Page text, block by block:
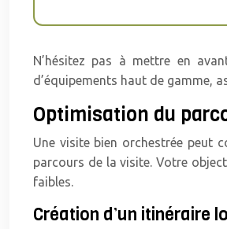
N’hésitez pas à mettre en
d’équipements haut de gamme,
Optimisation du
Une visite bien orchestrée peut
parcours de la visite. Votre
faibles.
Création d’un itinéraire